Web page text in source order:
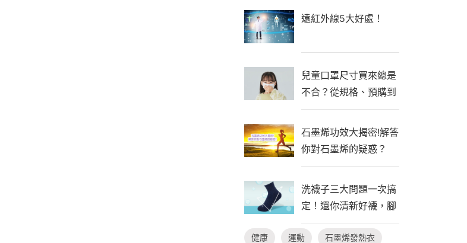
遠紅外線5大好處！
兒童口罩尺寸買來總是
不合？從規格、預購到
自製一次看懂！
石墨烯功效大揭密!解答
你對石墨烯的疑惑？
洗襪子三大問題一次搞
定！還你清新好襪，腳
臭不隨行
健康 運動 石墨烯發熱衣